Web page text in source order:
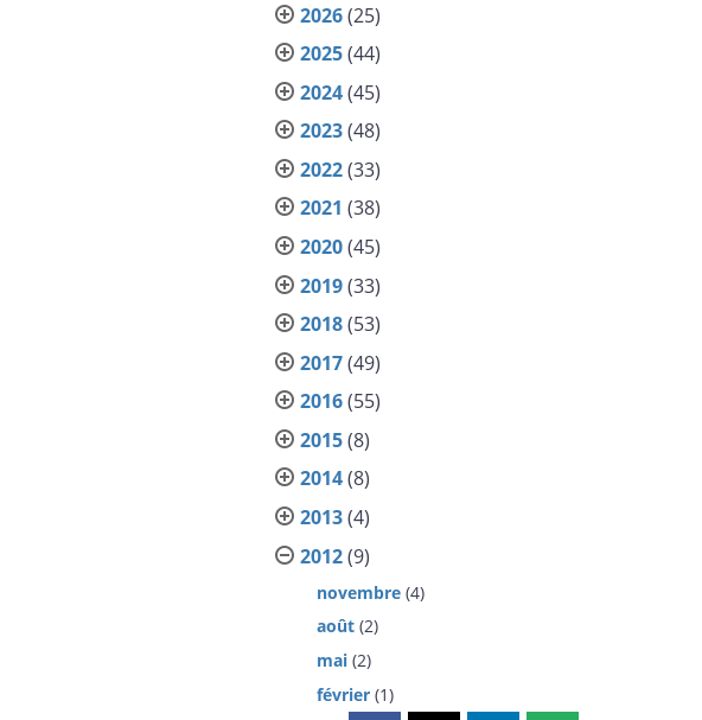
2026(25)
2025(44)
2024(45)
2023(48)
2022(33)
2021 (38)
2020(45)
2019(33)
2018(53)
2017(49)
2016(55)
2015(8)
2014(8)
2013(4)
2012(9)
novembre (4)
août (2)
mai (2)
février (1)